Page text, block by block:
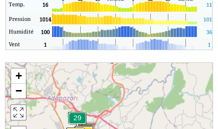
Temp.
16
11
Pression
1014 1014
Humidité
100
36
Vent
1 1
+
−